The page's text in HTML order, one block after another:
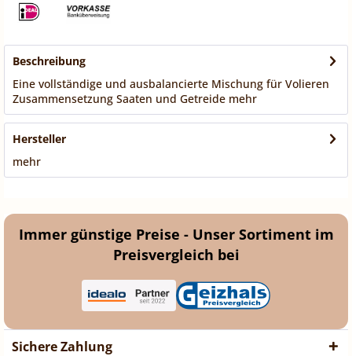
Beschreibung
Eine vollständige und ausbalancierte Mischung für Volieren
Zusammensetzung Saaten und Getreide mehr
Hersteller
mehr
Immer günstige Preise - Unser Sortiment im
Preisvergleich bei
Sichere Zahlung